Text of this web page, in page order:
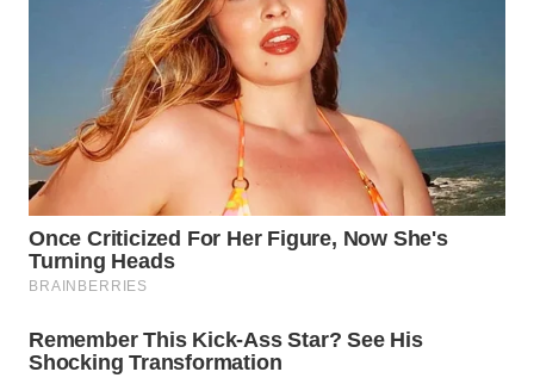
WAHANA
TRAVEL
WAHANA
TV
WAHANANEWS
WAHANANEWS